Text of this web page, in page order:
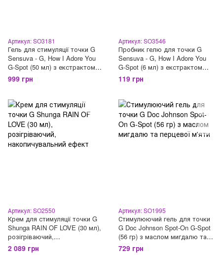
Артикул: SO3181
Гель для стимуляції точки G
Sensuva - G, How I Adore You
G-Spot (50 мл) з екстрактом
гуарани
999 грн
Артикул: SO3546
Пробник гелю для точки G
Sensuva - G, How I Adore You
G-Spot (6 мл) з екстрактом
гуарани
119 грн
Артикул: SO2550
Крем для стимуляції точки G
Shunga RAIN OF LOVE (30 мл),
розігріваючий,
накопичувальний ефект
2 089 грн
Артикул: SO1995
Стимулюючий гель для точки
G Doc Johnson Spot-On G-Spot
(56 гр) з маслом мигдалю та
перцевої м'яти
729 грн